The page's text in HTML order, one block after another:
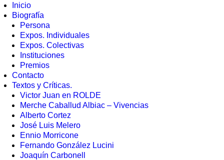
Inicio
Biografía
Persona
Expos. Individuales
Expos. Colectivas
Instituciones
Premios
Contacto
Textos y Críticas.
Victor Juan en ROLDE
Merche Caballud Albiac – Vivencias
Alberto Cortez
José Luis Melero
Ennio Morricone
Fernando González Lucini
Joaquín Carbonell